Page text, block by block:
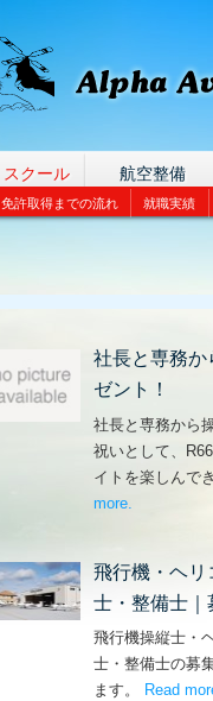
スクール 航空整備
免許取得までの流れ 就職実績
社長と専務か
ゼント！
社長と専務から
祝いとして、
イトを楽しんで
more – ‘社長と
飛行機・ヘ
士・整備士｜
飛行機操縦士・
士・整備士の募
ます。
Read